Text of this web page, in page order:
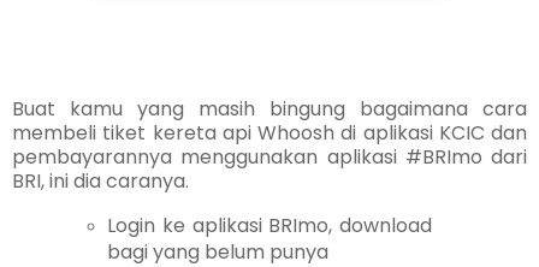
Buat kamu yang masih bingung bagaimana cara
membeli tiket kereta api Whoosh di aplikasi KCIC dan
pembayarannya menggunakan aplikasi #BRImo dari
BRI, ini dia caranya.
Login ke aplikasi BRImo, download
bagi yang belum punya